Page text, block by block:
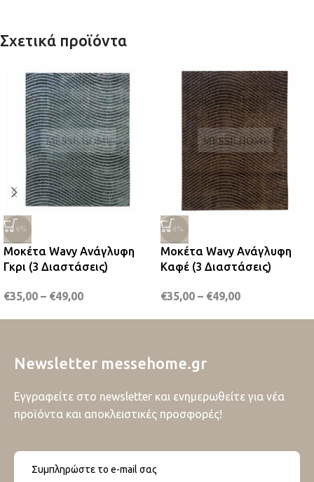
Σχετικά προϊόντα
-36%
Μοκέτα Wavy Ανάγλυφη
Γκρι (3 Διαστάσεις)
€35,00 – €49,00
-36%
Μοκέτα Wavy Ανάγλυφη
Καφέ (3 Διαστάσεις)
€35,00 – €49,00
Newsletter messehome.gr
Εγγραφείτε στο newsletter και ενημερωθείτε για νέα
προϊόντα και αποκλειστικές προσφορές!